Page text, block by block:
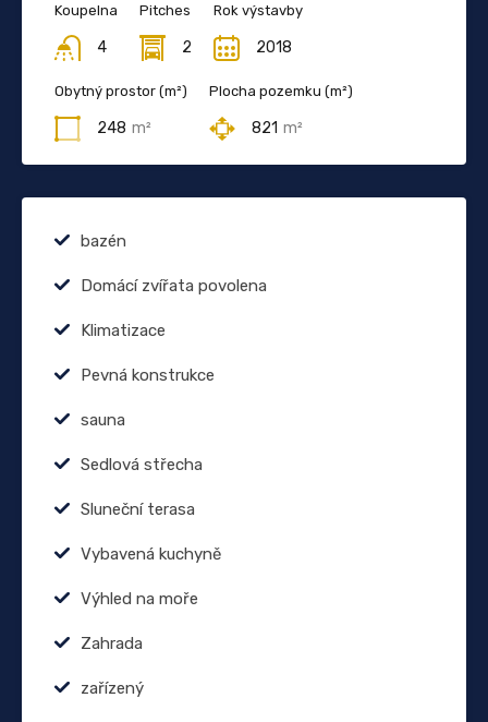
Koupelna
4
Pitches
2
Rok výstavby
2018
Obytný prostor (m²)
248 m²
Plocha pozemku (m²)
821 m²
bazén
Domácí zvířata povolena
Klimatizace
Pevná konstrukce
sauna
Sedlová střecha
Sluneční terasa
Vybavená kuchyně
Výhled na moře
Zahrada
zařízený